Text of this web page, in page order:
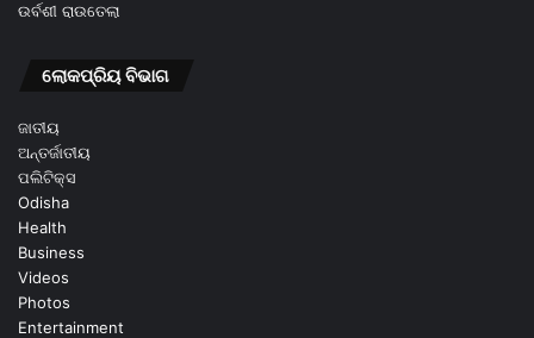
ଉର୍ବଶୀ ରାଉତେଲା
ଲୋକପ୍ରିୟ ବିଭାଗ
ଜାତୀୟ
ଅନ୍ତର୍ଜାତୀୟ
ପଲିଟିକ୍ସ
Odisha
Health
Business
Videos
Photos
Entertainment